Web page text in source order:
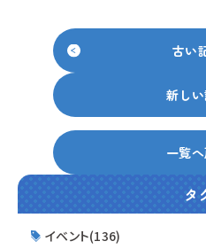
古い
新し
一覧
タ
イベント(136)